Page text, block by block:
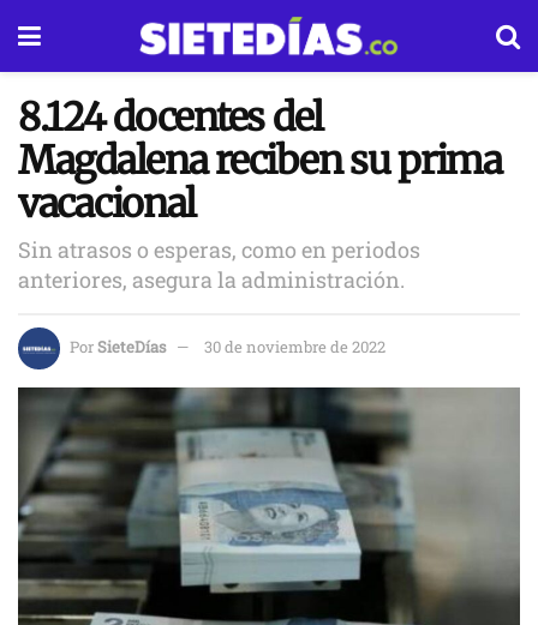
8.124 docentes del
Magdalena reciben su prima
vacacional
Sin atrasos o esperas, como en periodos
anteriores, asegura la administración.
PorSieteDías 30 de noviembre de 2022